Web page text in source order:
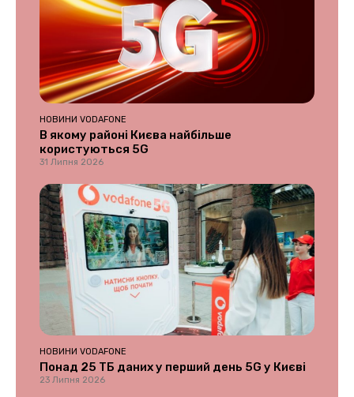
НОВИНИ VODAFONE
В якому районі Києва найбільше
користуються 5G
31 Липня 2026
НОВИНИ VODAFONE
Понад 25 ТБ даних у перший день 5G у Києві
23 Липня 2026